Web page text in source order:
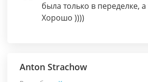
была только в переделке, а
Хорошо ))))
Anton Strachow